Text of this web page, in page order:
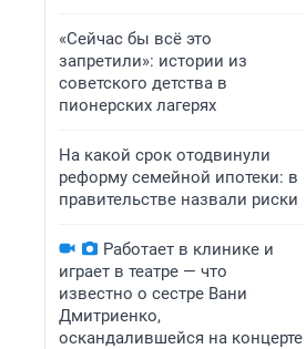
«Сейчас бы всё это
запретили»: истории из
советского детства в
пионерских лагерях
На какой срок отодвинули
реформу семейной ипотеки: в
правительстве назвали риски
Работает в клинике и
играет в театре — что
известно о сестре Вани
Дмитриенко,
оскандалившейся на концерте